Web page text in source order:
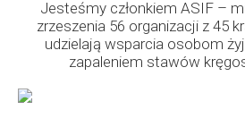
Jesteśmy członkiem ASIF –
zrzeszenia 56 organizacji z 45
udzielają wsparcia osobom
zapaleniem stawów